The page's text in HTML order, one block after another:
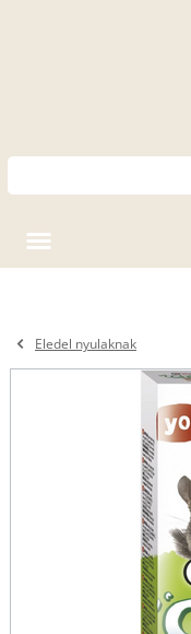
Eledel nyulaknak